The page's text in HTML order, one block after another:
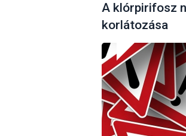
A klórpirifosz
korlátozása